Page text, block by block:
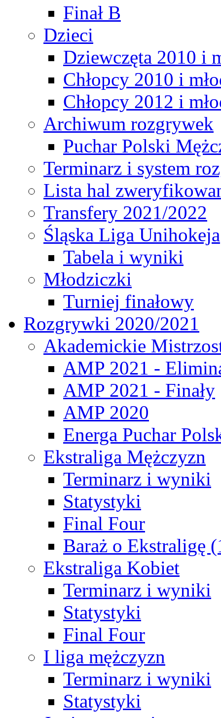
Finał B
Dzieci
Dziewczęta 2010 i
Chłopcy 2010 i
Chłopcy 2012 i
Archiwum rozgrywek
Puchar Polski
Terminarz i system
Lista hal
Transfery 2021/2022
Śląska Liga Unihokeja
Tabela i wyniki
Młodziczki
Turniej finałowy
Rozgrywki 2020/2021
Akademickie
AMP 2021 -
AMP 2021 - Finały
AMP 2020
Energa Puchar
Ekstraliga Mężczyzn
Terminarz i wyniki
Statystyki
Final Four
Baraż o Ekstraligę
Ekstraliga Kobiet
Terminarz i wyniki
Statystyki
Final Four
I liga mężczyzn
Terminarz i wyniki
Statystyki